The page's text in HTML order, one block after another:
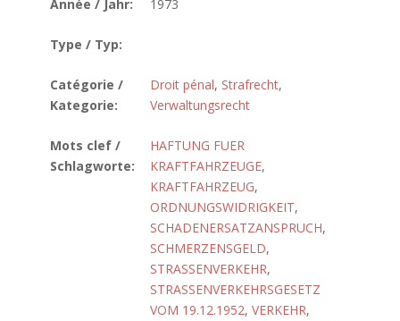
Année / Jahr: 1973
Type / Typ:
Catégorie /
Kategorie:
Droit pénal, Strafrecht,
Verwaltungsrecht
Mots clef /
Schlagworte:
HAFTUNG FUER
KRAFTFAHRZEUGE,
KRAFTFAHRZEUG,
ORDNUNGSWIDRIGKEIT,
SCHADENERSATZANSPRUCH,
SCHMERZENSGELD,
STRASSENVERKEHR,
STRASSENVERKEHRSGESETZ
VOM 19.12.1952, VERKEHR,